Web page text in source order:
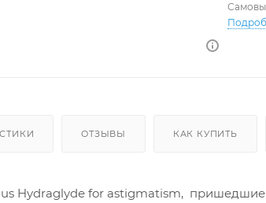
ОТЗЫВЫ КАК КУПИТЬ
Hydraglyde for astigmatism,